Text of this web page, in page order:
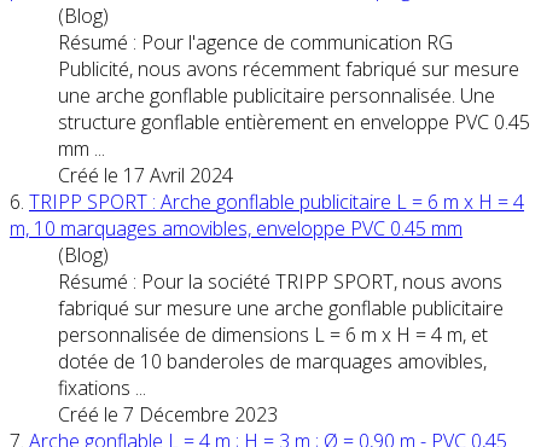
(Blog)
Résumé : Pour l'agence de communication RG
Publicité, nous avons récemment fabriqué sur mesure
une arche gonflable publicitaire personnalisée. Une
structure gonflable entièrement en enveloppe PVC 0.45
mm ...
Créé le 17 Avril 2024
6. TRIPP SPORT : Arche gonflable publicitaire L = 6 m x H = 4
m, 10 marquages amovibles, enveloppe PVC 0.45 mm
(Blog)
Résumé : Pour la société TRIPP SPORT, nous avons
fabriqué sur mesure une arche gonflable publicitaire
personnalisée de dimensions L = 6 m x H = 4 m, et
dotée de 10 banderoles de marquages amovibles,
fixations ...
Créé le 7 Décembre 2023
7. Arche gonflable L = 4 m ; H = 3 m ; Ø = 0,90 m - PVC 0,45